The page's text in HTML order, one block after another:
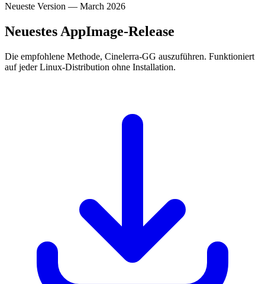
Neueste Version — March 2026
Neuestes AppImage-Release
Die empfohlene Methode, Cinelerra-GG auszuführen. Funktioniert
auf jeder Linux-Distribution ohne Installation.